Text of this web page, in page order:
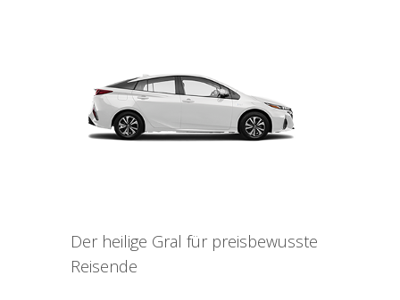
Der heilige Gral für preisbewusste
Reisende